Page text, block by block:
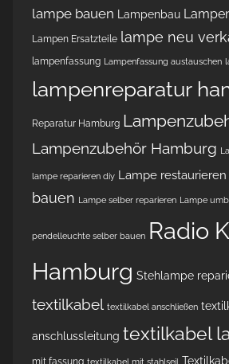
lampe bauen
Lampenbau
Lampen Ersatzteile lampe neu
lampenfassung Lampenfassung austauschen
lampenreparatur
Reparatur Hamburg
Lampenzubehör Hamburg
lampe reparieren diy Lampe restaurieren
bauen Lampe selber reparieren Lampe
pendelleuchte selber bauen Radio
Hamburg Stehlampe
textilkabel textilkabel anschließen
anschlussleitung textilkabel
mit fassung textilkabel mit stahlseil